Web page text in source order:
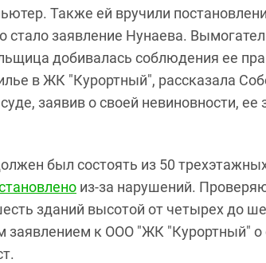
Также ей вручили
стало заявление Нунаева.
добивалась соблюдения ее
в ЖК "Курортный", рассказала
заявив о своей невиновности, ее
был состоять из 50
из-за нарушений.
зданий высотой от четырех до
заявлением к ООО "ЖК "Курортный" о